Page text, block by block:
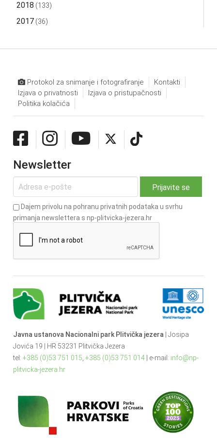
2018 (133)
2017(36)
Protokol za snimanje i fotografiranje
Kontakti
Izjava o privatnosti
Izjava o pristupačnosti
Politika kolačića
Newsletter
Dajem privolu na pohranu privatnih podataka u svrhu
primanja newslettera s np-plitvicka-jezera.hr
Javna ustanova Nacionalni park Plitvička jezera | Josipa
Jovića 19 | HR 53231 Plitvička Jezera
tel: +385 (0)53 751 015 +385 (0)53 751 014| e-mail: info@np-
plitvicka-jezera.hr